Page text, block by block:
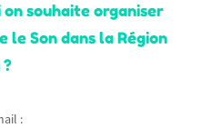
souhaite organiser
le Son dans la Région
: